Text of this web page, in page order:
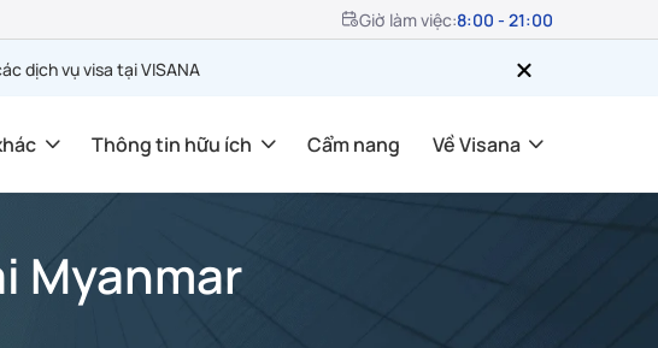
Giờ làm việc:8:00 - 21:00
dịch vụ visa tại VISANA
Thông tin hữu ích Cẩm nang Về Visana
Myanmar